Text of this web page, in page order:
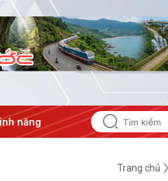
#Bảo vệ nền tảng tư tưởng của
Trang chủ